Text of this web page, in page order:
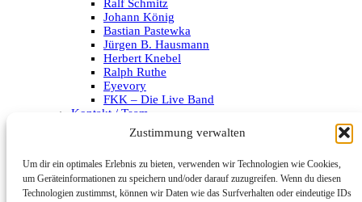
Zustimmung verwalten
Um dir ein optimales Erlebnis zu bieten, verwenden wir Technologien wie Cookies,
um Geräteinformationen zu speichern und/oder darauf zuzugreifen. Wenn du diesen
Technologien zustimmst, können wir Daten wie das Surfverhalten oder eindeutige IDs
Ralf Schmitz
Johann König
Bastian Pastewka
Jürgen B. Hausmann
Herbert Knebel
Ralph Ruthe
Eyevory
FKK – Die Live Band
Kontakt / Team
Datenschutzerklärung
Archiv